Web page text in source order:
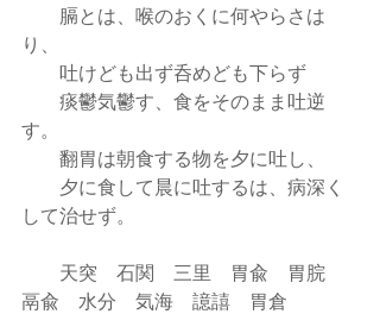
り、
        吐けども出ず呑めども下らず
す。
        翻胃は朝食する物を夕に吐し、
して治せず。
鬲兪    水分    気海    譩譆    胃倉